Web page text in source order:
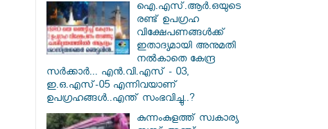
ഐ.എസ്.ആർ.ഒയുടെ
രണ്ട് ഉപഗ്രഹ
വിക്ഷേപണങ്ങൾക്ക്
ഇതാദ്യമായി അനുമതി
നൽകാതെ കേന്ദ്ര
സർക്കാർ... എൻ.വി.എസ് - 03,
ഇ.ഒ.എസ്-05 എന്നിവയാണ്
ഉപഗ്രഹങ്ങൾ..എന്ത് സംഭവിച്ചു..?
കുന്നംകുളത്ത് സ്വകാര്യ